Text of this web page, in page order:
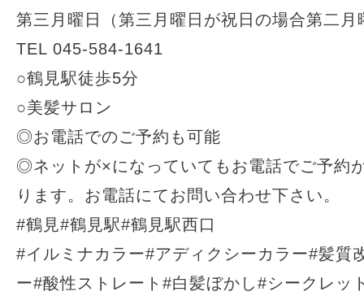
第三月曜日（第三月曜日が祝日の場合第二月
TEL 045-584-1641
○鶴見駅徒歩5分
○美髪サロン
◎お電話でのご予約も可能
◎ネットが× になっていてもお電話でご予約
ります。お電話にてお問い合わせ下さい。
#鶴見#鶴見駅#鶴見駅西口
#イルミナカラー#アディクシーカラー#髪質
ー#酸性ストレート #白髪ぼかし#シークレッ